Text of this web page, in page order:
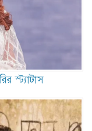
স্ট্যাটাস